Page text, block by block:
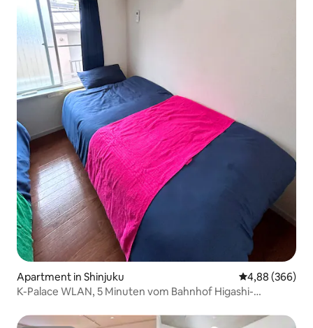
Apartment in Shinjuku
4,88 (366)
K-Palace WLAN, 5 Minuten vom Bahnhof Higashi-
mit 2 Einzelbetten 102